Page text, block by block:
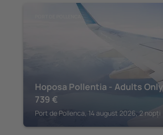
Hoposa Pollentia - Adults Only
739 €
Port de Pollenca, 14 august 2026, 2 nopți